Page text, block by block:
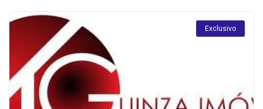
Exclusivo